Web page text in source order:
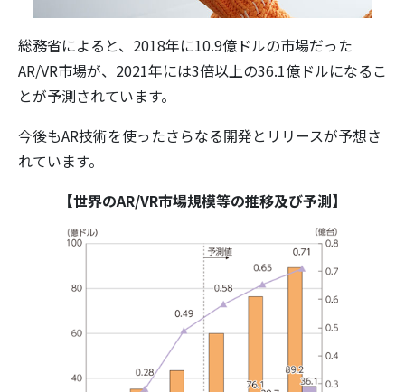
総務省によると、2018年に10.9億ドルの市場だった
AR/VR市場が、2021年には3倍以上の36.1億ドルになるこ
とが予測されています。
今後もAR技術を使ったさらなる開発とリリースが予想さ
れています。
【世界のAR/VR市場規模等の推移及び予測】